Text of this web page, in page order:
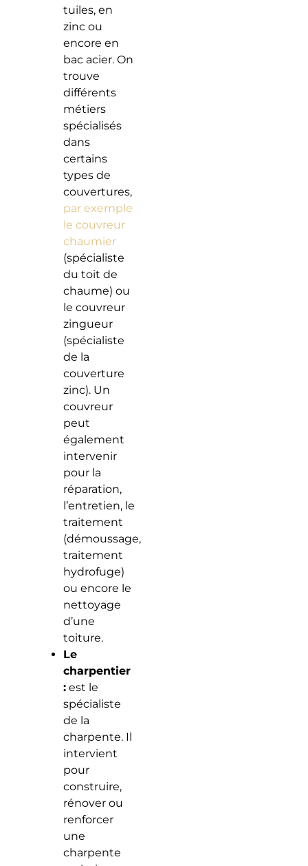
tuiles, en
zinc ou
encore en
bac acier. On
trouve
différents
métiers
spécialisés
dans
certains
types de
couvertures,
par exemple
le couvreur
chaumier
(spécialiste
du toit de
chaume) ou
le couvreur
zingueur
(spécialiste
de la
couverture
zinc). Un
couvreur
peut
également
intervenir
pour la
réparation,
l’entretien, le
traitement
(démoussage,
traitement
hydrofuge)
ou encore le
nettoyage
d’une
toiture.
Le
charpentier
:est le
spécialiste
de la
charpente. Il
intervient
pour
construire,
rénover ou
renforcer
une
charpente